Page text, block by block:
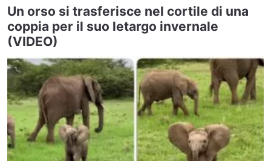
Un orso si trasferisce nel cortile di una
coppia per il suo letargo invernale
(VIDEO)